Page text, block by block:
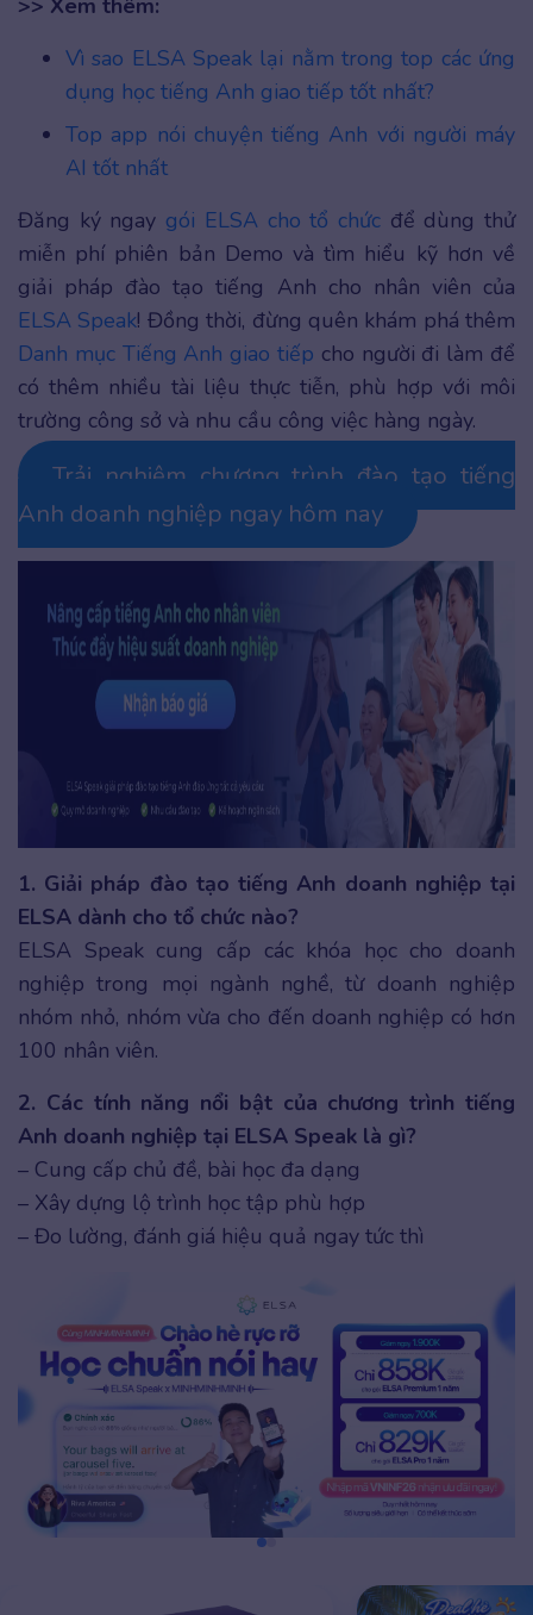
>> Xem thêm:
Vì sao ELSA Speak lại nằm trong top các ứng
dụng học tiếng Anh giao tiếp tốt nhất?
Top app nói chuyện tiếng Anh với người máy
AI tốt nhất
Đăng ký ngay gói ELSA cho tổ chứcđể dùng thử
miễn phí phiên bản Demo và tìm hiểu kỹ hơn về
giải pháp đào tạo tiếng Anh cho nhân viên của
ELSA Speak! Đồng thời, đừng quên khám phá thêm
Danh mục Tiếng Anh giao tiếp cho người đi làm để
có thêm nhiều tài liệu thực tiễn, phù hợp với môi
trường công sở và nhu cầu công việc hàng ngày.
Trải nghiệm chương trình đào tạo tiếng
Anh doanh nghiệp ngay hôm nay
1. Giải pháp đào tạo tiếng Anh doanh nghiệp tại
ELSA dành cho tổ chức nào?
ELSA Speak cung cấp các khóa học cho doanh
nghiệp trong mọi ngành nghề, từ doanh nghiệp
nhóm nhỏ, nhóm vừa cho đến doanh nghiệp có hơn
100 nhân viên.
2. Các tính năng nổi bật của chương trình tiếng
Anh doanh nghiệp tại ELSA Speak là gì?
– Cung cấp chủ đề, bài học đa dạng
– Xây dựng lộ trình học tập phù hợp
– Đo lường, đánh giá hiệu quả ngay tức thì